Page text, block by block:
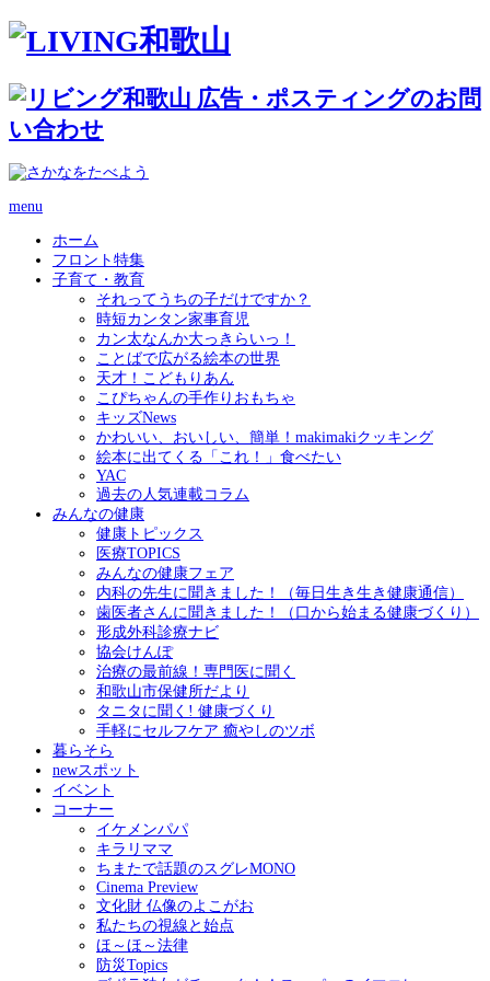
menu
ホーム
フロント特集
子育て・教育
それってうちの子だけですか？
時短カンタン家事育児
カン太なんか大っきらいっ！
ことばで広がる絵本の世界
天才！こどもりあん
こぴちゃんの手作りおもちゃ
キッズNews
かわいい、おいしい、簡単！makimakiクッキング
絵本に出てくる「これ！」食べたい
YAC
過去の人気連載コラム
みんなの健康
健康トピックス
医療TOPICS
みんなの健康フェア
内科の先生に聞きました！（毎日生き生き健康通信）
歯医者さんに聞きました！（口から始まる健康づくり）
形成外科診療ナビ
協会けんぽ
治療の最前線！専門医に聞く
和歌山市保健所だより
タニタに聞く! 健康づくり
手軽にセルフケア 癒やしのツボ
暮らそら
newスポット
イベント
コーナー
イケメンパパ
キラリママ
ちまたで話題のスグレMONO
Cinema Preview
文化財 仏像のよこがお
私たちの視線と始点
ほ～ほ～法律
防災Topics